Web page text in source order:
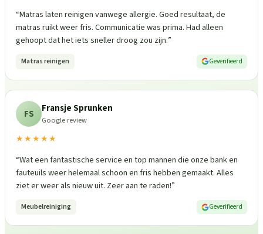
“Matras laten reinigen vanwege allergie. Goed resultaat, de
matras ruikt weer fris. Communicatie was prima. Had alleen
gehoopt dat het iets sneller droog zou zijn.”
Matras reinigen Geverifieerd
FS Fransje Sprunken
Google review
★★★★★
“Wat een fantastische service en top mannen die onze bank en
fauteuils weer helemaal schoon en fris hebben gemaakt. Alles
ziet er weer als nieuw uit. Zeer aan te raden!”
Meubelreiniging Geverifieerd